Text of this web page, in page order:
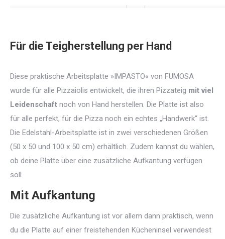
Für die Teigherstellung per Hand
Diese praktische Arbeitsplatte »IMPASTO« von FUMOSA
wurde für alle Pizzaiolis entwickelt, die ihren Pizzateig mit viel
Leidenschaft noch von Hand herstellen. Die Platte ist also
für alle perfekt, für die Pizza noch ein echtes „Handwerk“ ist.
Die Edelstahl-Arbeitsplatte ist in zwei verschiedenen Größen
(50 x 50 und 100 x 50 cm) erhältlich. Zudem kannst du wählen,
ob deine Platte über eine zusätzliche Aufkantung verfügen
soll.
Mit Aufkantung
Die zusätzliche Aufkantung ist vor allem dann praktisch, wenn
du die Platte auf einer freistehenden Kücheninsel verwendest